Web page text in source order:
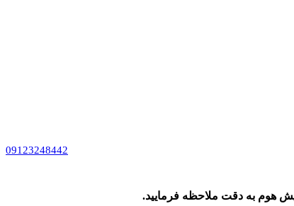
09123248442
هوم به دقت ملاحظه فرمایید.